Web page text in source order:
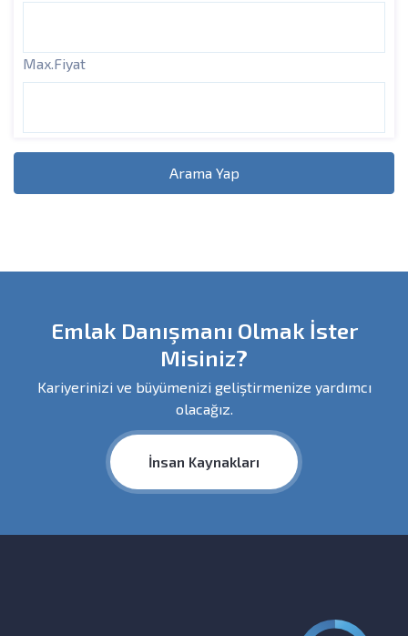
Max.Fiyat
Arama Yap
Emlak Danışmanı Olmak İster
Misiniz?
Kariyerinizi ve büyümenizi geliştirmenize yardımcı
olacağız.
İnsan Kaynakları